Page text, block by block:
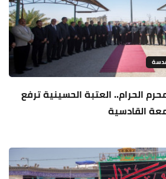
الحرام.. العتبة الحسينية ترفع
القادسية